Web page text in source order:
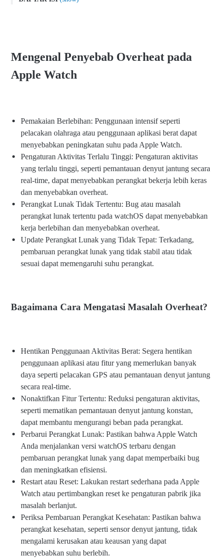
Adakah Indikasi Kerusakan Hardware Penyebab Apple Watch
Kesimpulan
Mengenal Penyebab Overheat pada
Apple Watch
Pemakaian Berlebihan: Penggunaan intensif seperti
pelacakan olahraga atau penggunaan aplikasi berat dapat
menyebabkan peningkatan suhu pada Apple Watch.
Pengaturan Aktivitas Terlalu Tinggi: Pengaturan aktivitas
yang terlalu tinggi, seperti pemantauan denyut jantung secara
real-time, dapat menyebabkan perangkat bekerja lebih keras
dan menyebabkan overheat.
Perangkat Lunak Tidak Tertentu: Bug atau masalah
perangkat lunak tertentu pada watchOS dapat menyebabkan
kerja berlebihan dan menyebabkan overheat.
Update Perangkat Lunak yang Tidak Tepat: Terkadang,
pembaruan perangkat lunak yang tidak stabil atau tidak
sesuai dapat memengaruhi suhu perangkat.
Bagaimana Cara Mengatasi Masalah Overheat?
Hentikan Penggunaan Aktivitas Berat: Segera hentikan
penggunaan aplikasi atau fitur yang memerlukan banyak
daya seperti pelacakan GPS atau pemantauan denyut jantung
secara real-time.
Nonaktifkan Fitur Tertentu: Reduksi pengaturan aktivitas,
seperti mematikan pemantauan denyut jantung konstan,
dapat membantu mengurangi beban pada perangkat.
Perbarui Perangkat Lunak: Pastikan bahwa Apple Watch
Anda menjalankan versi watchOS terbaru dengan
pembaruan perangkat lunak yang dapat memperbaiki bug
dan meningkatkan efisiensi.
Restart atau Reset: Lakukan restart sederhana pada Apple
Watch atau pertimbangkan reset ke pengaturan pabrik jika
masalah berlanjut.
Periksa Pembaruan Perangkat Kesehatan: Pastikan bahwa
perangkat kesehatan, seperti sensor denyut jantung, tidak
mengalami kerusakan atau keausan yang dapat
menyebabkan suhu berlebih.